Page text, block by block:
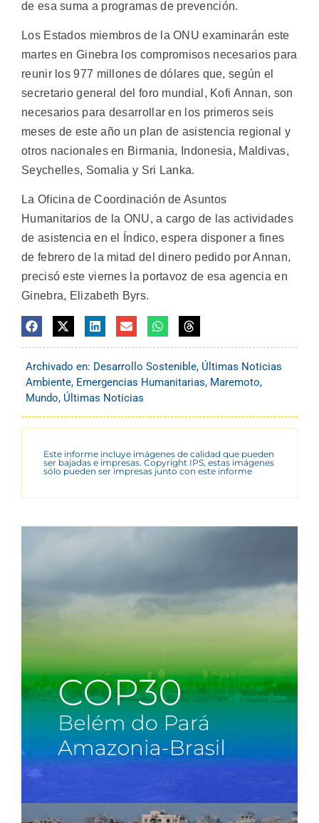
de esa suma a programas de prevención.
Los Estados miembros de la ONU examinarán este
martes en Ginebra los compromisos necesarios para
reunir los 977 millones de dólares que, según el
secretario general del foro mundial, Kofi Annan, son
necesarios para desarrollar en los primeros seis
meses de este año un plan de asistencia regional y
otros nacionales en Birmania, Indonesia, Maldivas,
Seychelles, Somalia y Sri Lanka.
La Oficina de Coordinación de Asuntos
Humanitarios de la ONU, a cargo de las actividades
de asistencia en el Índico, espera disponer a fines
de febrero de la mitad del dinero pedido por Annan,
precisó este viernes la portavoz de esa agencia en
Ginebra, Elizabeth Byrs.
Archivado en: Desarrollo Sostenible, Últimas Noticias
Ambiente, Emergencias Humanitarias, Maremoto,
Mundo, Últimas Noticias
Este informe incluye imágenes de calidad que pueden
ser bajadas e impresas. Copyright IPS, estas imágenes
sólo pueden ser impresas junto con este informe